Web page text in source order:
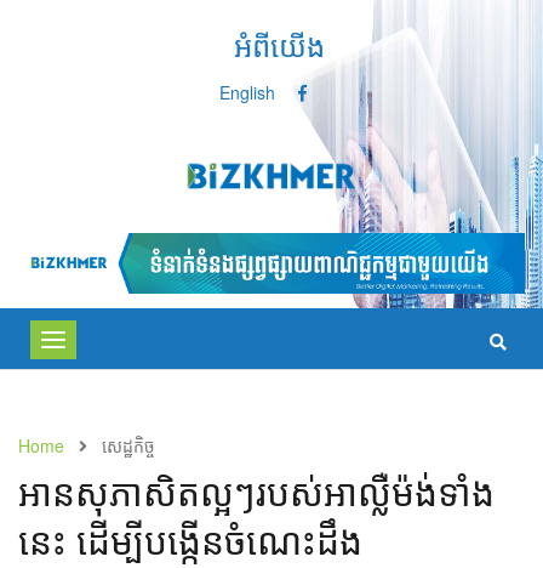
អំពីយើង
English
Toggle
navigation
Home សេដ្ឋកិច្ច
​អាន​សុភាសិត​ល្អ​ៗ​របស់​អាល្លឺម៉ង់​​ទាំង​​
នេះ​ ​​ដើម្បី​បង្កើន​ចំណេះដឹង​